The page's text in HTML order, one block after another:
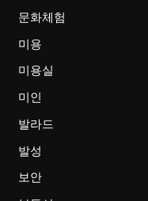
문화체험
미용
미용실
미인
발라드
발성
보안